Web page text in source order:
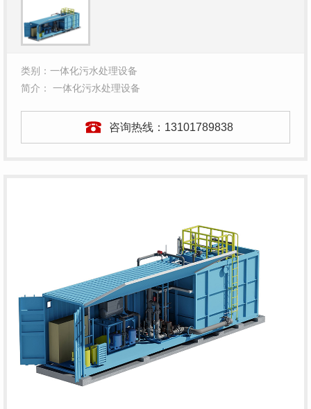
类别：一体化污水处理设备
简介： 一体化污水处理设备
咨询热线： 13101789838